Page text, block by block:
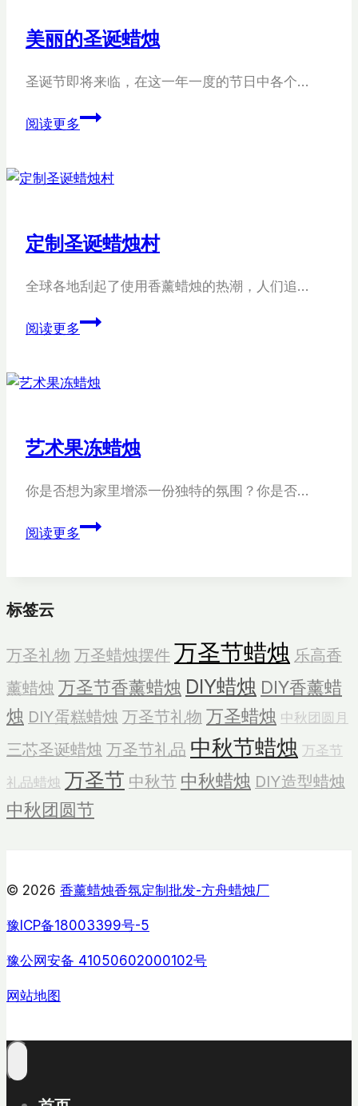
套
美丽的圣诞蜡烛
圣诞节即将来临，在这一年一度的节日中各个…
阅读更多美
圣
烛
定制圣诞蜡烛村
全球各地刮起了使用香薰蜡烛的热潮，人们追…
阅读更多定
诞
村
艺术果冻蜡烛
你是否想为家里增添一份独特的氛围？你是否…
阅读更多艺
标签云
万圣礼物 万圣蜡烛摆件 万圣节蜡烛 乐高香
薰蜡烛 万圣节香薰蜡烛 DIY蜡烛 DIY香薰蜡
烛 DIY蛋糕蜡烛 万圣节礼物 万圣蜡烛 中秋团圆月
三芯圣诞蜡烛 万圣节礼品 中秋节蜡烛 万圣节
礼品蜡烛 万圣节 中秋节 中秋蜡烛 DIY造型蜡烛
中秋团圆节
© 2026 香薰蜡烛香氛定制批发-方舟蜡烛厂
豫ICP备18003399号-5
豫公网安备 41050602000102号
网站地图